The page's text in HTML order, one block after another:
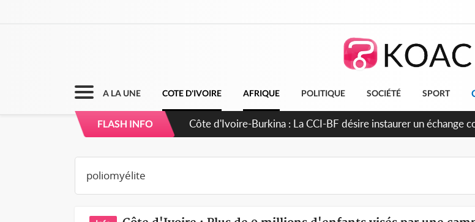
A LA UNE COTE D'IVOIRE AFRIQUE POLITIQUE SOCIÉTÉ SPORT
FLASH INFO
Côte d'Ivoire-Burkina : La CCI-BF désire instaurer un échange